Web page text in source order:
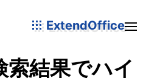
ExtendOffice
結果でハイ